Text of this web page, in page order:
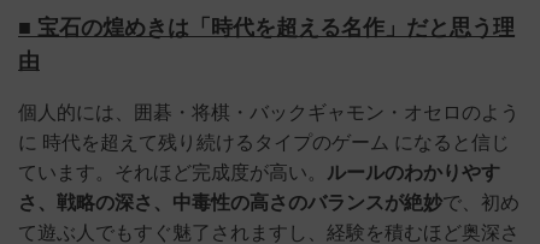
■ 宝石の煌めきは「時代を超える名作」だと思う理
由
個人的には、囲碁・将棋・バックギャモン・オセロのよう
に 時代を超えて残り続けるタイプのゲーム になると信じ
ています。それほど完成度が高い。
ルールのわかりやす
さ、戦略の深さ、中毒性の高さのバランスが絶妙で、初め
て遊ぶ人でもすぐ魅了されますし、経験を積むほど奥深さ